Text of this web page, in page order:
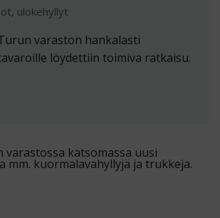
ulokehyllyt
varaston hankalasti
löydettiin toimiva ratkaisu.